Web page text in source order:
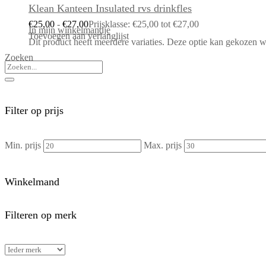
Klean Kanteen Insulated rvs drinkfles
€25,00 - €27,00Prijsklasse: €25,00 tot €27,00
In mijn winkelmandje
Toevoegen aan verlanglijst
Dit product heeft meerdere variaties. Deze optie kan gekozen
Zoeken
Filter op prijs
Min. prijs Max. prijs
Winkelmand
Filteren op merk